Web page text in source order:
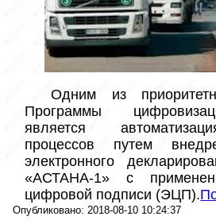
Одним из приоритетных направлений
Программы
является
процессов путем
электронного
«АСТАНА-1» с
цифровой подписи (ЭЦП).
Опубликовано: 2018-08-10 10:24:37